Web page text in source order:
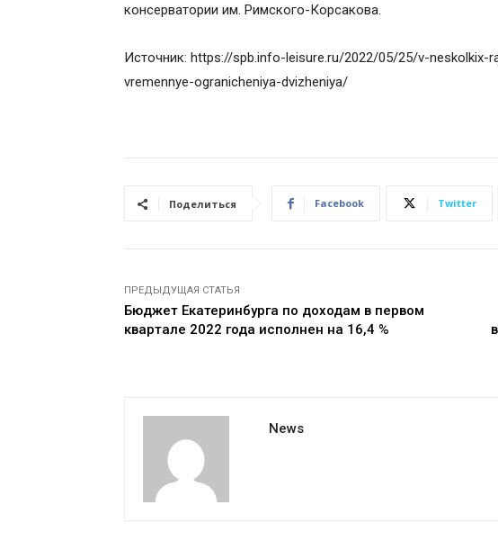
консерватории им. Римского-Корсакова.
Источник: https://spb.info-leisure.ru/2022/05/25/v-neskolkix-
vremennye-ogranicheniya-dvizheniya/
Поделиться Facebook Twitter
ПРЕДЫДУЩАЯ СТАТЬЯ
Бюджет Екатеринбурга по доходам в первом
квартале 2022 года исполнен на 16,4 %
News